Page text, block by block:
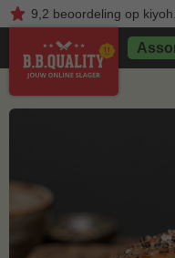
9,2 beoordelingop